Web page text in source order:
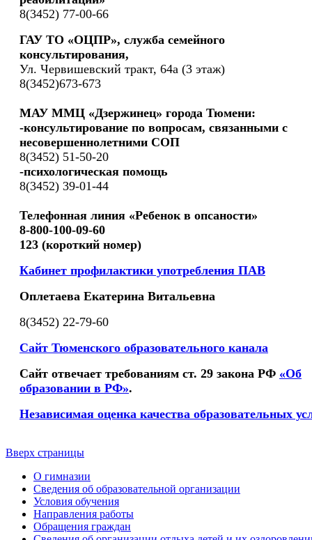
8(3452) 77-00-66
ГАУ ТО «ОЦПР», служба семейного
консультирования,
Ул. Червишевский тракт, 64а (3 этаж)
8(3452)673-673
МАУ ММЦ «Дзержинец» города Тюмени:
-консультирование по вопросам, связанными с
несовершеннолетними СОП
8(3452) 51-50-20
-психологическая помощь
8(3452) 39-01-44
Телефонная линия «Ребенок в опсаности»
8-800-100-09-60
123 (короткий номер)
Кабинет профилактики употребления ПАВ
Оплетаева Екатерина Витальевна
8(3452) 22-79-60
Сайт Тюменского образовательного канала
Сайт отвечает требованиям ст. 29 закона РФ «Об
образовании в РФ».
Независимая оценка качества образовательных
Вверх страницы
О гимназии
Сведения об образовательной организации
Условия обучения
Направления работы
Обращения граждан